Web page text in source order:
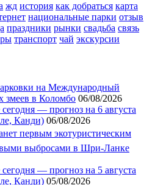
жд история как добраться карта
национальные парки отзыв
праздники рынки свадьба связь
транспорт чай экскурсии
на Международный
змеев в Коломбо 06/08/2026
— прогноз на 6 августа
Канди) 06/08/2026
первым экотуристическим
выбросами в Шри-Ланке
— прогноз на 5 августа
Канди) 05/08/2026